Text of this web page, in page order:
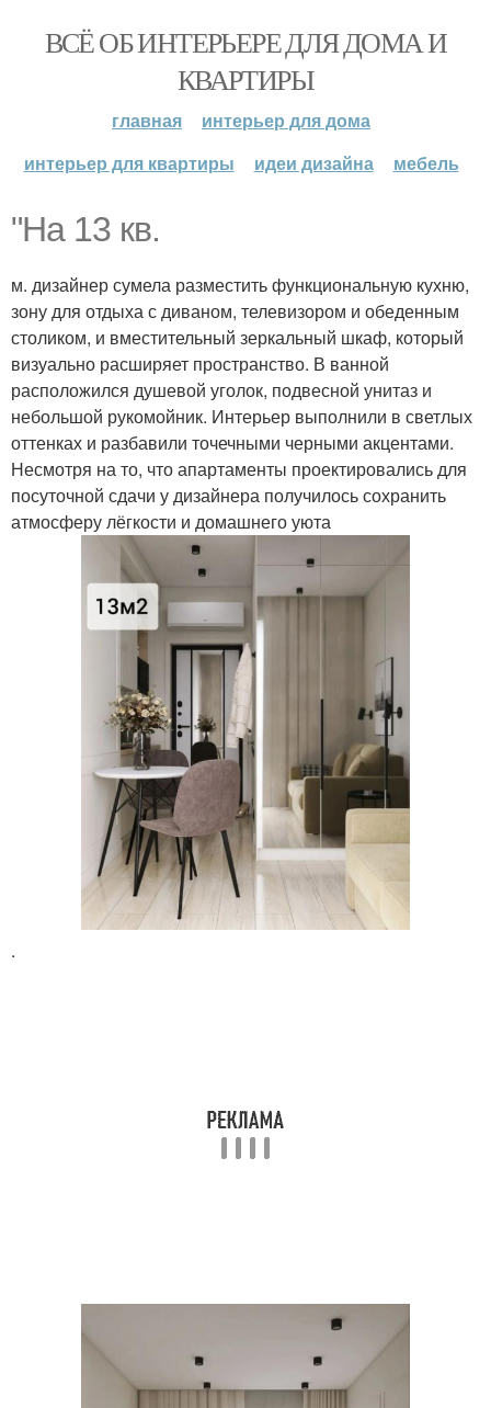
ВСЁ ОБ ИНТЕРЬЕРЕ ДЛЯ ДОМА И
КВАРТИРЫ
главная
интерьер для дома
интерьер для квартиры
идеи дизайна мебель
"На 13 кв.
м. дизайнер сумела разместить функциональную кухню,
зону для отдыха с диваном, телевизором и обеденным
столиком, и вместительный зеркальный шкаф, который
визуально расширяет пространство. В ванной
расположился душевой уголок, подвесной унитаз и
небольшой рукомойник. Интерьер выполнили в светлых
оттенках и разбавили точечными черными акцентами.
Несмотря на то, что апартаменты проектировались для
посуточной сдачи у дизайнера получилось сохранить
атмосферу лёгкости и домашнего уюта
.